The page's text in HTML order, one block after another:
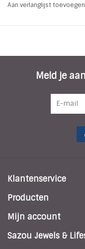
* Kleur: Zilver |
Aan verlanglijst toevoegen
Meld je
Klantenservice
Producten
Mijn account
Sazou Jewels &